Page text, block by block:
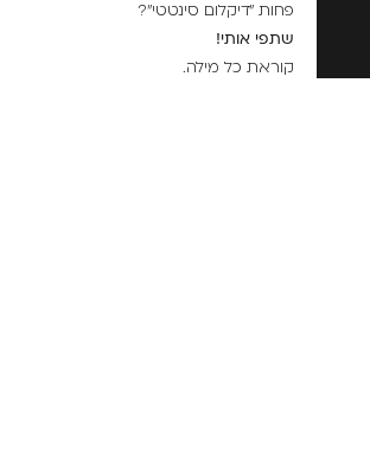
פחות "דיקלום סינטטי"?
שתפי אותי!
קוראת כל מילה.